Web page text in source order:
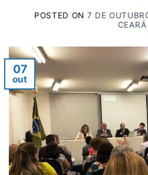
POSTED ON 7 DE
CEARÁ
07
out